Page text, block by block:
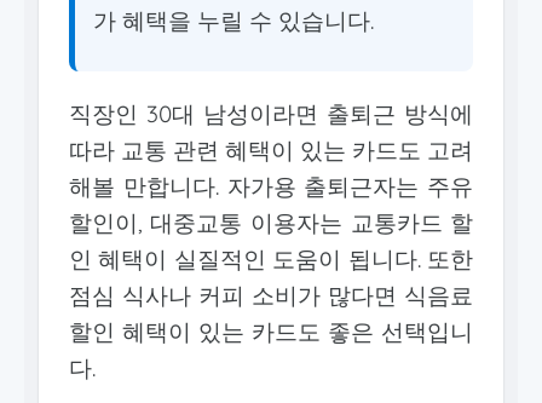
가 혜택을 누릴 수 있습니다.
직장인 30대 남성이라면 출퇴근 방식에
따라 교통 관련 혜택이 있는 카드도 고려
해볼 만합니다. 자가용 출퇴근자는 주유
할인이, 대중교통 이용자는 교통카드 할
인 혜택이 실질적인 도움이 됩니다. 또한
점심 식사나 커피 소비가 많다면 식음료
할인 혜택이 있는 카드도 좋은 선택입니
다.